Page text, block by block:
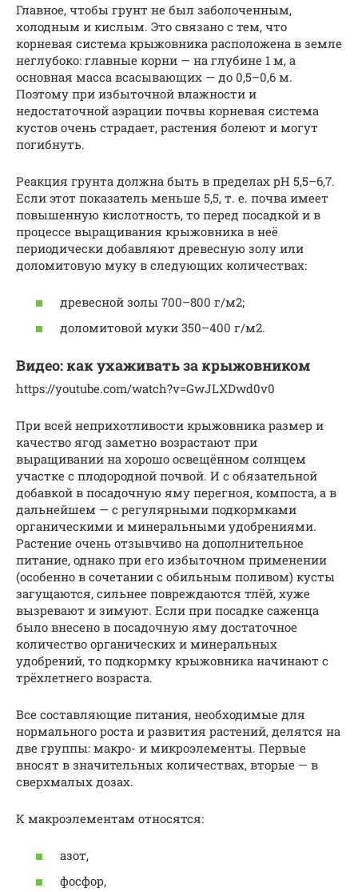
Главное, чтобы грунт не был заболоченным,
холодным и кислым. Это связано с тем, что
корневая система крыжовника расположена в земле
неглубоко: главные корни — на глубине 1 м, а
основная масса всасывающих — до 0,5–0,6 м.
Поэтому при избыточной влажности и
недостаточной аэрации почвы корневая система
кустов очень страдает, растения болеют и могут
погибнуть.
Реакция грунта должна быть в пределах рН 5,5–6,7.
Если этот показатель меньше 5,5, т. е. почва имеет
повышенную кислотность, то перед посадкой и в
процессе выращивания крыжовника в неё
периодически добавляют древесную золу или
доломитовую муку в следующих количествах:
древесной золы 700–800 г/м2;
доломитовой муки 350–400 г/м2.
Видео: как ухаживать за крыжовником
https://youtube.com/watch?v=GwJLXDwd0v0
При всей неприхотливости крыжовника размер и
качество ягод заметно возрастают при
выращивании на хорошо освещённом солнцем
участке с плодородной почвой. И с обязательной
добавкой в посадочную яму перегноя, компоста, а в
дальнейшем — с регулярными подкормками
органическими и минеральными удобрениями.
Растение очень отзывчиво на дополнительное
питание, однако при его избыточном применении
(особенно в сочетании с обильным поливом) кусты
загущаются, сильнее повреждаются тлёй, хуже
вызревают и зимуют. Если при посадке саженца
было внесено в посадочную яму достаточное
количество органических и минеральных
удобрений, то подкормку крыжовника начинают с
трёхлетнего возраста.
Все составляющие питания, необходимые для
нормального роста и развития растений, делятся на
две группы: макро- и микроэлементы. Первые
вносят в значительных количествах, вторые — в
сверхмалых дозах.
К макроэлементам относятся:
азот,
фосфор,